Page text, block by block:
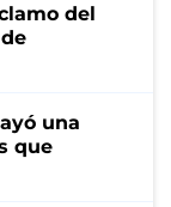
del
una
que